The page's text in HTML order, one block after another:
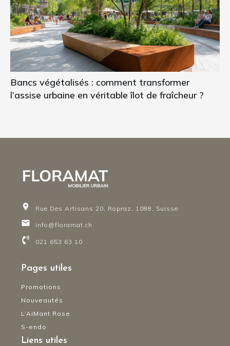
Bancs végétalisés : comment transformer
l’assise urbaine en véritable îlot de fraîcheur ?
Rue Des Artisans 20, Ropraz, 1088, Suisse
info@floramat.ch
021 653 63 10
Pages utiles
Promotions
Nouveautés
L’AiMant Rose
S-endo
Liens utiles